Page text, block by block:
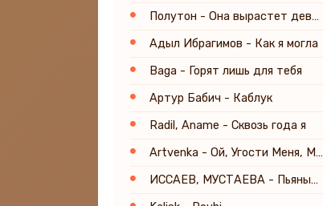
Полутон - Она вырастет девочкой самой красивой
Адыл Ибрагимов - Как я могла
Baga - Горят лишь для тебя
Артур Бабич - Каблук
Radil, Aname - Сквозь года я
Artvenka - Ой, Угости Меня, Милок
ИССАЕВ, МУСТАЕВА - Пьяными ночами